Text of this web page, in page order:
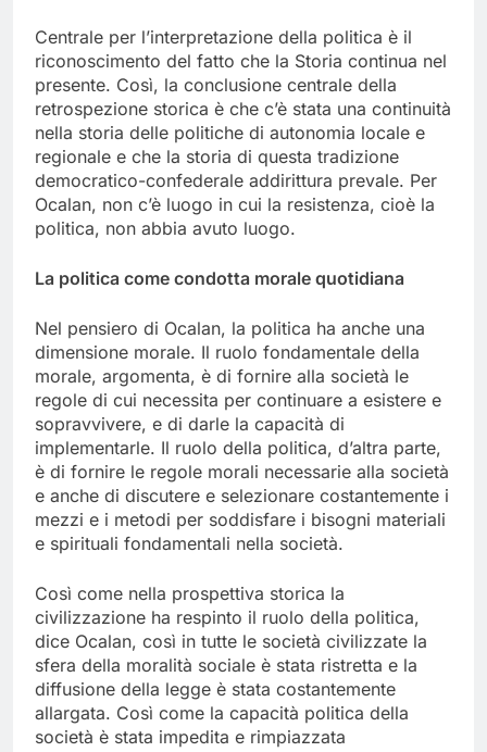
Centrale per l’interpretazione della politica è il
riconoscimento del fatto che la Storia continua nel
presente. Così, la conclusione centrale della
retrospezione storica è che c’è stata una continuità
nella storia delle politiche di autonomia locale e
regionale e che la storia di questa tradizione
democratico-confederale addirittura prevale. Per
Ocalan, non c’è luogo in cui la resistenza, cioè la
politica, non abbia avuto luogo.
La politica come condotta morale quotidiana
Nel pensiero di Ocalan, la politica ha anche una
dimensione morale. Il ruolo fondamentale della
morale, argomenta, è di fornire alla società le
regole di cui necessita per continuare a esistere e
sopravvivere, e di darle la capacità di
implementarle. Il ruolo della politica, d’altra parte,
è di fornire le regole morali necessarie alla società
e anche di discutere e selezionare costantemente i
mezzi e i metodi per soddisfare i bisogni materiali
e spirituali fondamentali nella società.
Così come nella prospettiva storica la
civilizzazione ha respinto il ruolo della politica,
dice Ocalan, così in tutte le società civilizzate la
sfera della moralità sociale è stata ristretta e la
diffusione della legge è stata costantemente
allargata. Così come la capacità politica della
società è stata impedita e rimpiazzata